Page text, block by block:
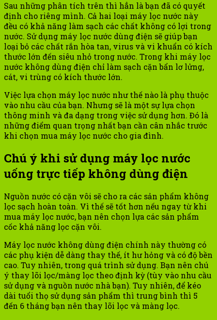
Sau những phân tích trên thì hẳn là bạn đã có quyết
định cho riêng mình. Cả hai loại máy lọc nước này
đều có khả năng làm sạch các chất không có lợi trong
nước. Sử dụng máy lọc nước dùng điện sẽ giúp bạn
loại bỏ các chất rắn hòa tan, virus và vi khuẩn có kích
thước lớn đến siêu nhỏ trong nước. Trong khi máy lọc
nước không dùng điện chỉ làm sạch cặn bẩn lơ lửng,
cát, vi trùng có kích thước lớn.
Việc lựa chọn máy lọc nước như thế nào là phụ thuộc
vào nhu cầu của bạn. Nhưng sẽ là một sự lựa chọn
thông minh và đa dạng trong việc sử dụng hơn. Đó là
những điểm quan trọng nhất bạn cần cân nhắc trước
khi chọn mua máy lọc nước cho gia đình.
Chú ý khi sử dụng máy lọc nước
uống trực tiếp không dùng điện
Nguồn nước có cặn vôi sẽ cho ra các sản phẩm không
lọc sạch hoàn toàn. Vì thế sẽ tốt hơn nếu ngay từ khi
mua máy lọc nước, bạn nên chọn lựa các sản phẩm
cốc khả năng lọc cặn vôi.
Máy lọc nước không dùng điện chính này thường có
các phụ kiện dễ dàng thay thế, ít hư hỏng và có độ bền
cao. Tuy nhiên, trong quá trình sử dụng. Bạn nên chú
ý thay lõi lọc/màng lọc theo định kỳ (tùy vào nhu cầu
sử dụng và nguồn nước nhà bạn). Tuy nhiên, để kéo
dài tuổi thọ sử dụng sản phẩm thì trung bình thì 5
đến 6 tháng bạn nên thay lõi lọc và màng lọc.